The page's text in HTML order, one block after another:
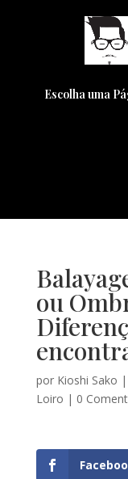
Escolha uma
ou
por Kioshi Sako |
Loiro | 0